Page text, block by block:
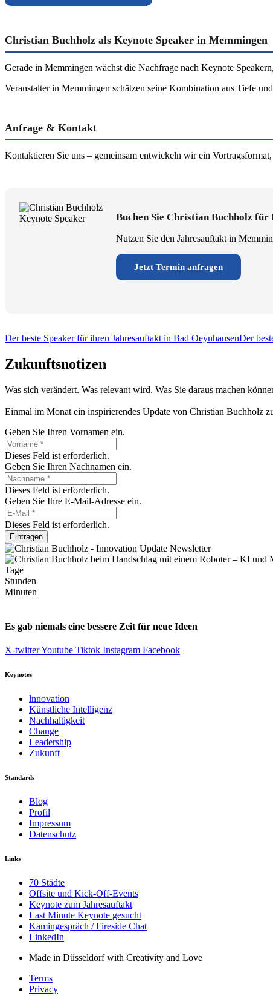
Christian Buchholz als Keynote Speaker in Memmingen
Gerade in Memmingen wächst die Nachfrage nach Keynote
Veranstalter in Memmingen schätzen seine Kombination aus Tiefe
Anfrage & Kontakt
Kontaktieren Sie uns – gemeinsam entwickeln wir ein
Buchen Sie Christian Buchholz
Nutzen Sie den Jahresauftakt in
Jetzt Termin anfragen
Der beste Speaker für ihren Jahresauftakt in Bad OeynhausenDer
Zukunftsnotizen
Was sich verändert. Was relevant wird. Was Sie daraus machen
Einmal im Monat ein inspirierendes Update von Christian Buchholz
Geben Sie Ihren Vornamen ein.
Dieses Feld ist erforderlich.
Geben Sie Ihren Nachnamen ein.
Dieses Feld ist erforderlich.
Geben Sie Ihre E-Mail-Adresse ein.
Dieses Feld ist erforderlich.
Eintragen
Tage
Stunden
Minuten
Es gab niemals eine bessere Zeit für neue Ideen
X-twitterYoutube Tiktok Instagram Facebook
Keynotes
lnnovation
Künstliche Intelligenz
Nachhaltigkeit
Change
Leadership
Zukunft
Standards
Blog
Profil
Impressum
Datenschutz
Links
70 Städte
Offsite und Kick-Off-Events
Keynote zum Jahresauftakt
Last Minute Keynote gesucht
Kamingespräch / Fireside Chat
LinkedIn
Made in Düsseldorf with Creativity and Love
Terms
Privacy